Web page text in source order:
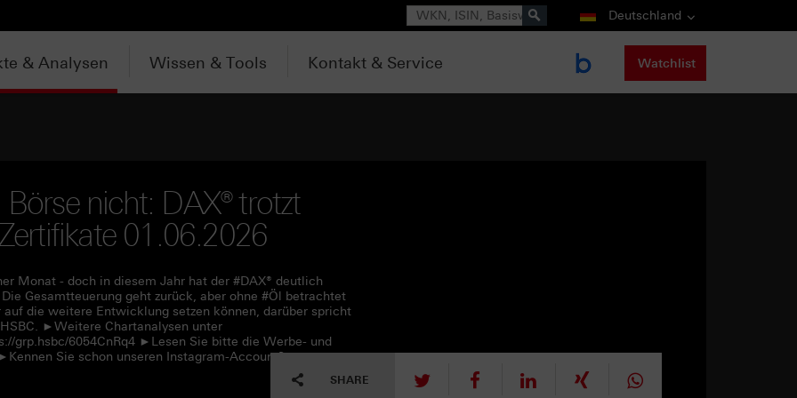
Suche Deutschland
& Analysen Wissen & Tools Kontakt & Service Watchlist
nicht: DAX® trotzt
01.06.2026
Monat - doch in diesem Jahr hat der #DAX® deutlich
Gesamtteuerung geht zurück, aber ohne #Öl betrachtet
die weitere Entwicklung setzen können, darüber spricht
►Weitere Chartanalysen unter
grp.hsbc/6054CnRq4 ►Lesen Sie bitte die Werbe- und
Sie schon unseren Instagram-Account?
SHARE tweet mitteilen